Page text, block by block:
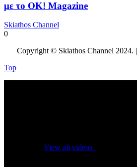
με το OK! Magazine
Skiathos Channel
0
Copyright © Skiathos Channel 2024. |
Top
View all videos